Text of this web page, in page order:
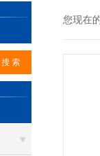
您现在